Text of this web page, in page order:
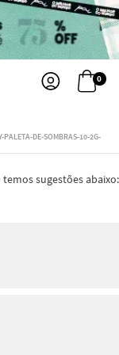
0
PALETA-DE-SOMBRAS-10-2G-
sugestões abaixo: